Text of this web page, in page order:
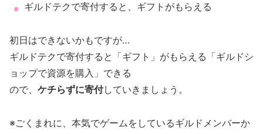
ギルドテクで寄付すると、ギフトがもらえる
初日はできないかもですが…
ギルドテクで寄付すると「ギフト」がもらえる「ギルドシ
ョップで資源を購入」できる
ので、 ケチらずに寄付していきましょう。
※ごくまれに、本気でゲームをしているギルドメンバーか